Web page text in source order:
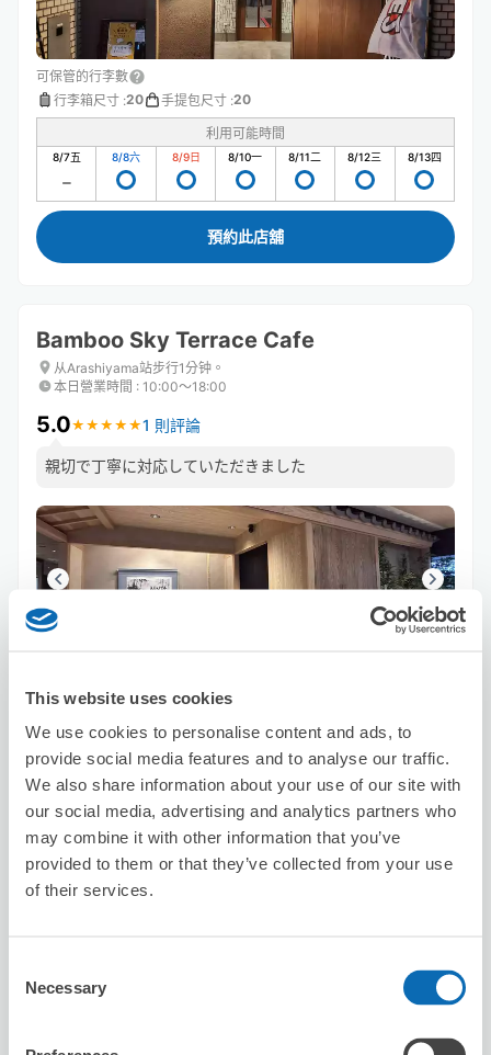
This website uses cookies
We use cookies to personalise content and ads, to
provide social media features and to analyse our traffic.
We also share information about your use of our site with
our social media, advertising and analytics partners who
may combine it with other information that you’ve
provided to them or that they’ve collected from your use
of their services.
Selection
Necessary
可保管的行李數
行李箱尺寸 :20 手提包尺寸 :20
利用可能時間
8/7五 8/8六 8/9日 8/10一 8/11二 8/12三 8/13四
預約此店舖
Bamboo Sky Terrace Cafe
从Arashiyama站步行1分钟。
本日營業時間 : 10:00〜18:00
5.0★ ★ ★ ★ ★
★ ★ ★ ★ ★1 則評論
親切で丁寧に対応していただきました
行李箱尺寸: 10 手提包尺寸:10
利用可能時間
8/7 五 8/8六 8/9 日 8/13四
預約此店舖